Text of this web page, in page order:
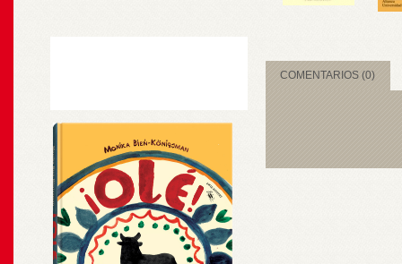
COMENTARIOS (0)